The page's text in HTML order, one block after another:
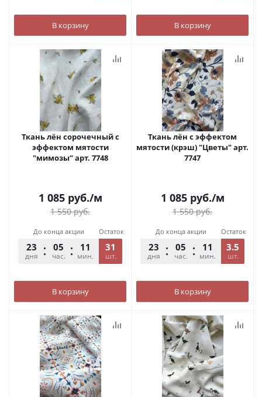
В корзину В корзину
Ткань лён сорочечный с
эффектом мятости
"мимозы” арт. 7748
1 085руб./м
1 550руб.
До конца акции
23
дня
05
час.
11
мин.
54
сек.
Остаток
31
шт.
В корзину
Ткань лён с эффектом
мятости (крэш) "Цветы" арт.
7747
1 085руб./м
1 550руб.
До конца акции
23
дня
05
час.
11
мин.
54
сек.
Остаток
3.5
шт.
В корзину